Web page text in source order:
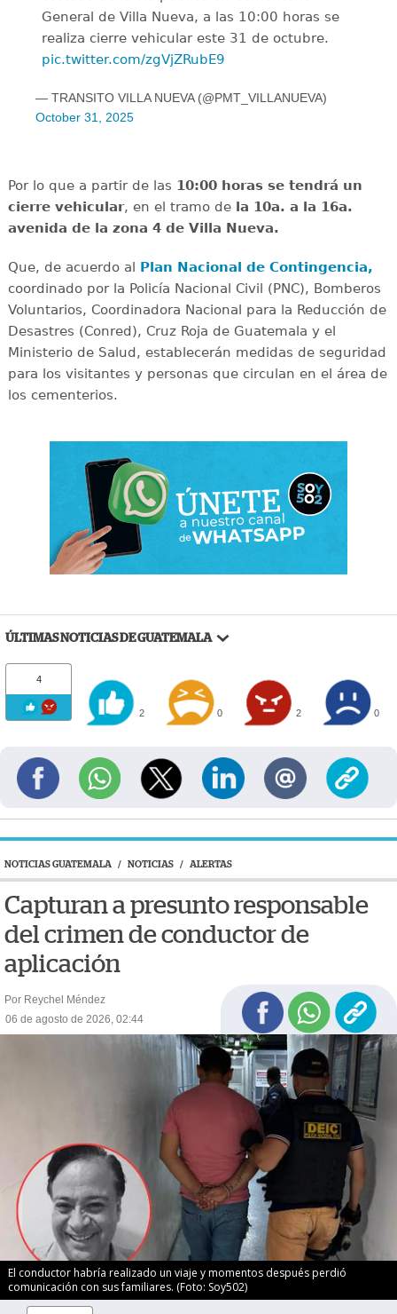
General de Villa Nueva, a las 10:00 horas se
realiza cierre vehicular este 31 de octubre.
pic.twitter.com/zgVjZRubE9
— TRANSITO VILLA NUEVA (@PMT_VILLANUEVA)
October 31, 2025
Por lo que a partir de las 10:00 horas se tendrá un
cierre vehicular, en el tramo de la 10a. a la 16a.
avenida de la zona 4 de Villa Nueva.
Que, de acuerdo al Plan Nacional de Contingencia,
coordinado por la Policía Nacional Civil (PNC), Bomberos
Voluntarios, Coordinadora Nacional para la Reducción de
Desastres (Conred), Cruz Roja de Guatemala y el
Ministerio de Salud, establecerán medidas de seguridad
para los visitantes y personas que circulan en el área de
los cementerios.
ÚLTIMAS NOTICIAS DE GUATEMALA
4
2 0 2 0
NOTICIAS GUATEMALA / NOTICIAS / ALERTAS
Capturan a presunto responsable
del crimen de conductor de
aplicación
Por Reychel Méndez
06 de agosto de 2026, 02:44
El conductor habría realizado un viaje y momentos después perdió
comunicación con sus familiares. (Foto: Soy502)